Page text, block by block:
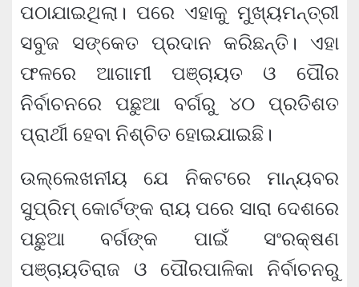
ପଠାଯାଇଥିଲା। ପରେ ଏହାକୁ ମୁଖ୍ୟମନ୍ତ୍ରୀ
ସବୁଜ ସଙ୍କେତ ପ୍ରଦାନ କରିଛନ୍ତି। ଏହା
ଫଳରେ ଆଗାମୀ ପଞ୍ଚାୟତ ଓ ପୌର
ନିର୍ବାଚନରେ ପଛୁଆ ବର୍ଗରୁ ୪୦ ପ୍ରତିଶତ
ପ୍ରାର୍ଥୀ ହେବା ନିଶ୍ଚିତ ହୋଇଯାଇଛି।
ଉଲ୍ଲେଖନୀୟ ଯେ ନିକଟରେ ମାନ୍ୟବର
ସୁପ୍ରିମ୍‍ କୋର୍ଟଙ୍କ ରାୟ ପରେ ସାରା ଦେଶରେ
ପଛୁଆ ବର୍ଗଙ୍କ ପାଇଁ ସଂରକ୍ଷଣ
ପଞ୍ଚାୟତିରାଜ ଓ ପୌରପାଳିକା ନିର୍ବାଚନରୁ